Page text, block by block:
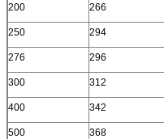
200 266
250 294
276 296
300 312
400 342
500 368